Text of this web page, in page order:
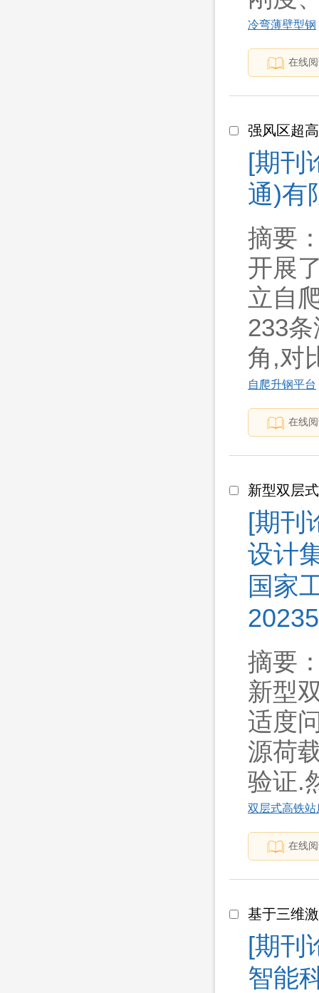
冷弯薄壁型钢
在线
强风区超
[期刊
通)有
摘要
开展
立自
233
角,对
自爬升钢平台
在线
新型双层
[期刊
设计
国家
摘要
新型
适度
源荷
验证.
双层式高铁站
在线
基于三维
[期刊
智能